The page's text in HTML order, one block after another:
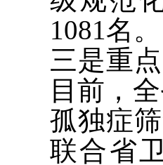
1081名。
三是重
目前，
孤独症
联合省